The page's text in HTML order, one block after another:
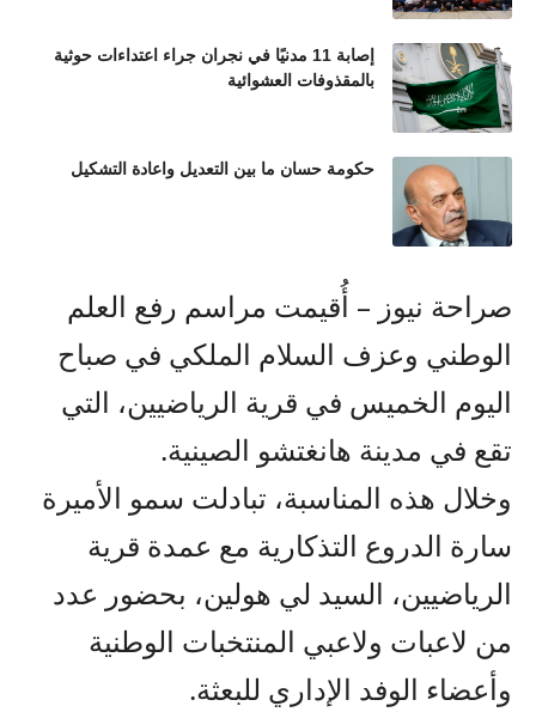
إصابة 11 مدنيًا في نجران جراء اعتداءات حوثية
بالمقذوفات العشوائية
حكومة حسان ما بين التعديل واعادة التشكيل
صراحة نيوز – أُقيمت مراسم رفع العلم
الوطني وعزف السلام الملكي في صباح
اليوم الخميس في قرية الرياضيين، التي
تقع في مدينة هانغتشو الصينية.
وخلال هذه المناسبة، تبادلت سمو الأميرة
سارة الدروع التذكارية مع عمدة قرية
الرياضيين، السيد لي هولين، بحضور عدد
من لاعبات ولاعبي المنتخبات الوطنية
وأعضاء الوفد الإداري للبعثة.